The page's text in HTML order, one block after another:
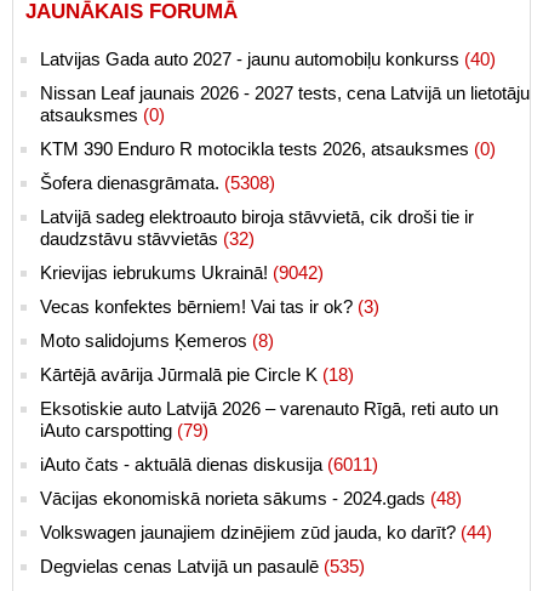
JAUNĀKAIS FORUMĀ
Latvijas Gada auto 2027 - jaunu automobiļu konkurss (40)
Nissan Leaf jaunais 2026 - 2027 tests, cena Latvijā un lietotāju
atsauksmes (0)
KTM 390 Enduro R motocikla tests 2026, atsauksmes (0)
Šofera dienasgrāmata. (5308)
Latvijā sadeg elektroauto biroja stāvvietā, cik droši tie ir
daudzstāvu stāvvietās (32)
Krievijas iebrukums Ukrainā! (9042)
Vecas konfektes bērniem! Vai tas ir ok? (3)
Moto salidojums Ķemeros (8)
Kārtējā avārija Jūrmalā pie Circle K (18)
Eksotiskie auto Latvijā 2026 – varenauto Rīgā, reti auto un
iAuto carspotting (79)
iAuto čats - aktuālā dienas diskusija (6011)
Vācijas ekonomiskā norieta sākums - 2024.gads (48)
Volkswagen jaunajiem dzinējiem zūd jauda, ko darīt? (44)
Degvielas cenas Latvijā un pasaulē (535)